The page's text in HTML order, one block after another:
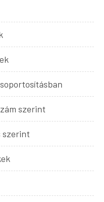
szerint
szerint